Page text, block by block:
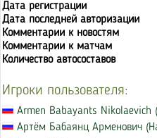
Дата регистрации
Дата последней авторизации
Комментарии к новостям
Комментарии к матчам
Количество автосоставов
Игроки пользователя:
Armen Babayants Nikolaevich
Артём Бабаянц Арменович